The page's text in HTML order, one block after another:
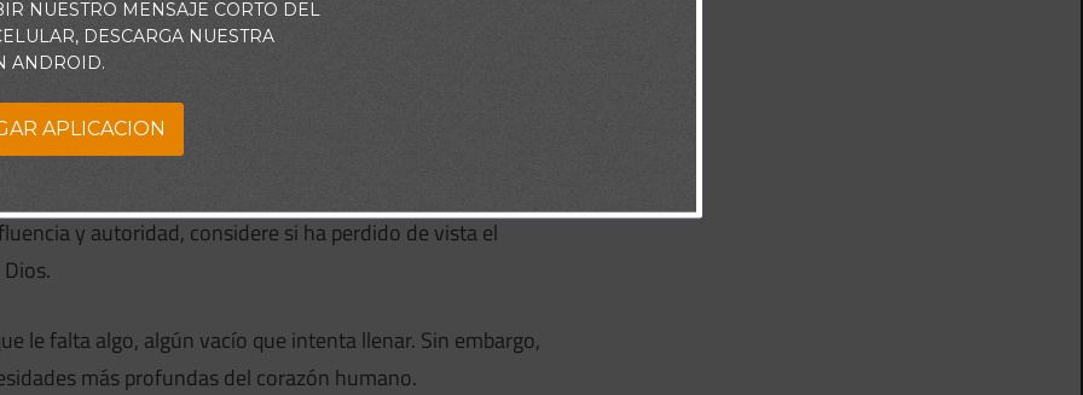
no significa que Él nos dará lo que queramos y
de nuestro corazón, porque revelan mucho sobre el
deseos:
y autoridad, considere si ha perdido de vista el
le falta algo, algún vacío que intenta llenar. Sin embargo,
más profundas del corazón humano.
NUESTRO MENSAJE CORTO DEL
DESCARGA NUESTRA
ANDROID.
APLICACION